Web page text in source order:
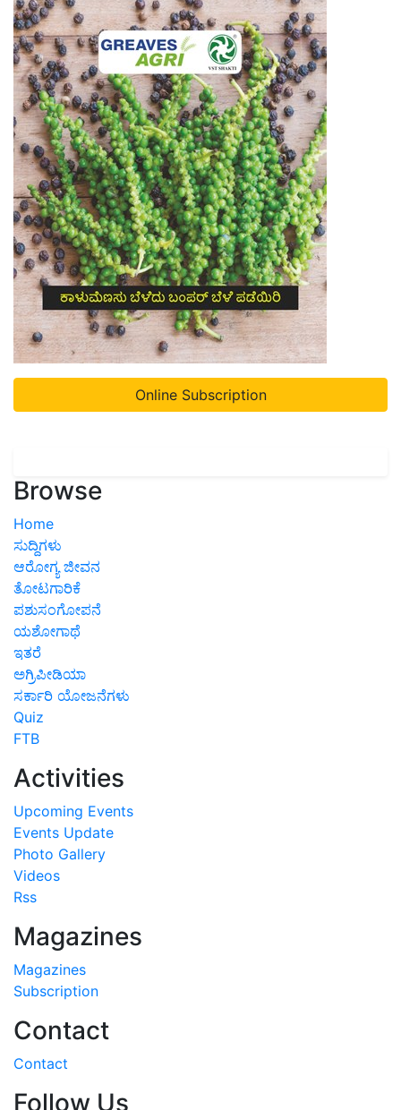
Online Subscription
Browse
Home
ಸುದ್ದಿಗಳು
ಆರೋಗ್ಯ ಜೀವನ
ತೋಟಗಾರಿಕೆ
ಪಶುಸಂಗೋಪನೆ
ಯಶೋಗಾಥೆ
ಇತರೆ
ಅಗ್ರಿಪೀಡಿಯಾ
ಸರ್ಕಾರಿ ಯೋಜನೆಗಳು
Quiz
FTB
Activities
Upcoming Events
Events Update
Photo Gallery
Videos
Rss
Magazines
Magazines
Subscription
Contact
Contact
Follow Us